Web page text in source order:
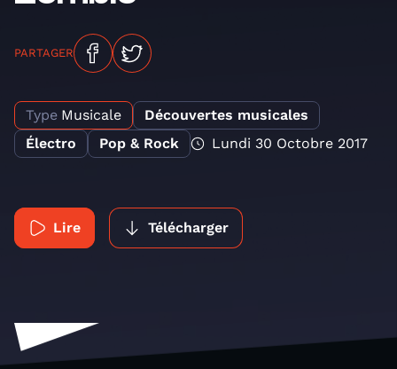
PARTAGER
Type Musicale
Découvertes musicales
Électro
Pop & Rock Lundi 30 Octobre 2017
Lire Télécharger